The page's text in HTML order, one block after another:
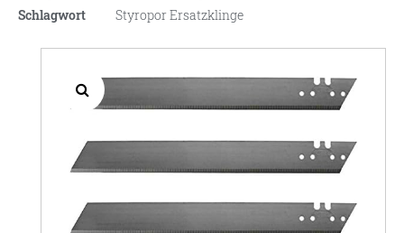
Schlagwort
Styropor Ersatzklinge